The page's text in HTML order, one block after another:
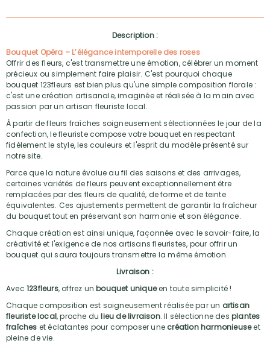
Description :
Bouquet Opéra – L’élégance intemporelle des roses
Offrir des fleurs, c'est transmettre une émotion, célébrer un moment
précieux ou simplement faire plaisir. C'est pourquoi chaque
bouquet 123fleurs est bien plus qu'une simple composition florale :
c'est une création artisanale, imaginée et réalisée à la main avec
passion par un artisan fleuriste local.
À partir de fleurs fraîches soigneusement sélectionnées le jour de la
confection, le fleuriste compose votre bouquet en respectant
fidèlement le style, les couleurs et l'esprit du modèle présenté sur
notre site.
Parce que la nature évolue au fil des saisons et des arrivages,
certaines variétés de fleurs peuvent exceptionnellement être
remplacées par des fleurs de qualité, de forme et de teinte
équivalentes. Ces ajustements permettent de garantir la fraîcheur
du bouquet tout en préservant son harmonie et son élégance.
Chaque création est ainsi unique, façonnée avec le savoir-faire, la
créativité et l'exigence de nos artisans fleuristes, pour offrir un
bouquet qui saura toujours transmettre la même émotion.
Livraison :
Avec 123fleurs, offrez unbouquet uniqueen toute simplicité !
Chaque composition est soigneusement réalisée par un artisan
fleuriste local, proche dulieu de livraison. Il sélectionne desplantes
fraîches et éclatantes pour composer une création harmonieuseet
pleine de vie.